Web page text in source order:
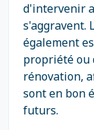
d'intervenir
s'aggravent.
également
propriété ou
rénovation,
sont en bon
futurs.